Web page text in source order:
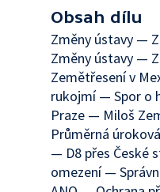
Obsah dílu
Změny ústavy —
Změny ústavy —
Zemětřesení v
rukojmí — Spor o
Praze — Miloš
Průměrná
— D8 přes České
omezení —